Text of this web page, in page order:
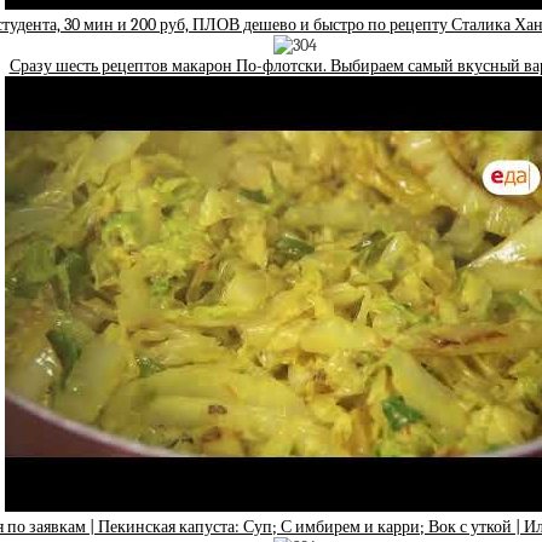
30 мин и 200 руб, ПЛОВ дешево и быстро по рецепту Сталика
Сразу шесть рецептов макарон По-флотски. Выбираем самый вкусный
по заявкам | Пекинская капуста: Суп; С имбирем и карри; Вок с уткой |